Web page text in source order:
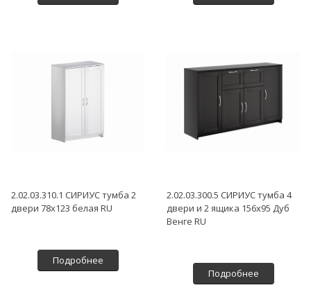
2.02.03.310.1 СИРИУС тумба 2
двери 78х123 белая RU
Подробнее
2.02.03.300.5 СИРИУС тумба 4
двери и 2 ящика 156х95 Дуб
Венге RU
Подробнее